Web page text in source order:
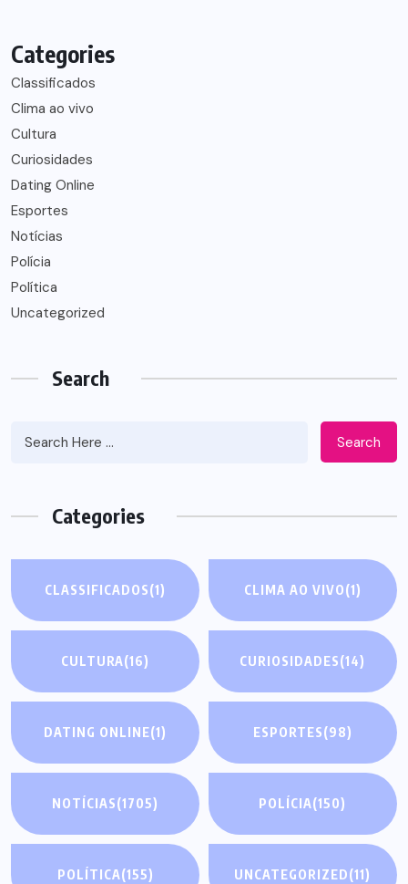
Categories
Classificados
Clima ao vivo
Cultura
Curiosidades
Dating Online
Esportes
Notícias
Polícia
Política
Uncategorized
Search
Search
Categories
CLASSIFICADOS(1) CLIMA AO VIVO(1)
CULTURA(16) CURIOSIDADES(14)
DATING ONLINE(1) ESPORTES(98)
NOTÍCIAS(1705) POLÍCIA(150)
POLÍTICA(155) UNCATEGORIZED(11)